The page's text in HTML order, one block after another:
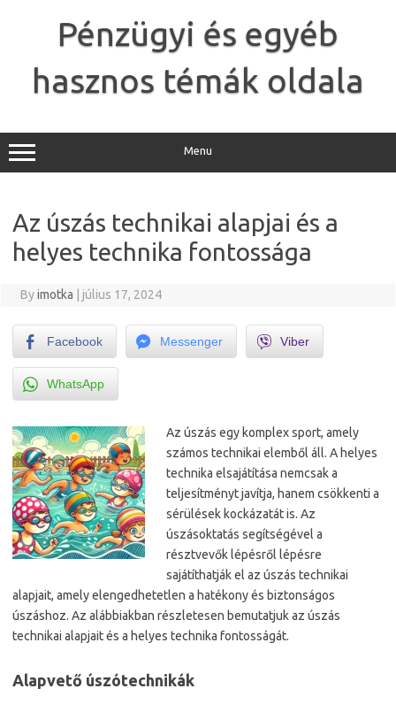
Pénzügyi és egyéb
hasznos témák oldala
Menu
Az úszás technikai alapjai és a
helyes technika fontossága
Byimotka július 17, 2024
Facebook Messenger Viber
WhatsApp
Az úszás egy komplex sport, amely
számos technikai elemből áll. A helyes
technika elsajátítása nemcsak a
teljesítményt javítja, hanem csökkenti a
sérülések kockázatát is. Az
úszásoktatás segítségével a
résztvevők lépésről lépésre
sajátíthatják el az úszás technikai
alapjait, amely elengedhetetlen a hatékony és biztonságos
úszáshoz. Az alábbiakban részletesen bemutatjuk az úszás
technikai alapjait és a helyes technika fontosságát.
Alapvető úszótechnikák